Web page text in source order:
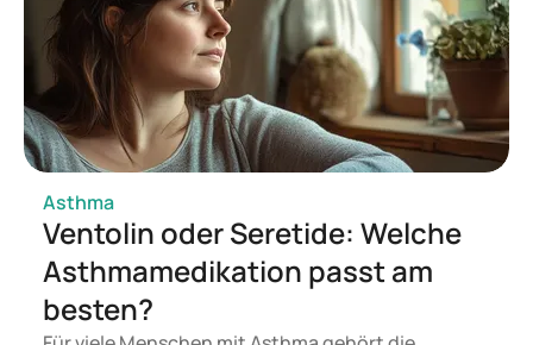
Entwicklungen konkret? Und was könnten sie für
Menschen mit schwerem oder
entzündungsanfälligem Asthma bedeuten?
Asthma
Ventolin oder Seretide: Welche
Asthmamedikation passt am
besten?